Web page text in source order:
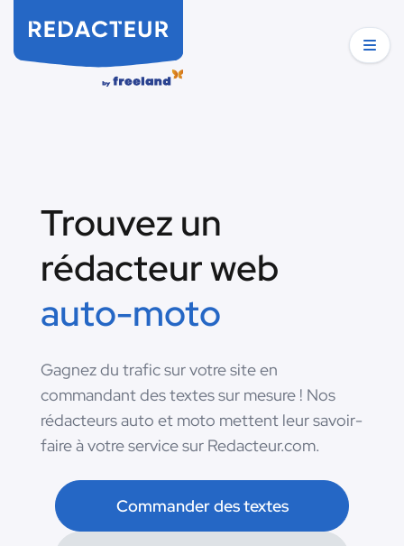
Trouvez un
rédacteur web
auto-moto
Gagnez du trafic sur votre site en
commandant des textes sur mesure ! Nos
rédacteurs auto et moto mettent leur savoir-
faire à votre service sur Redacteur.com.
Commander des textes